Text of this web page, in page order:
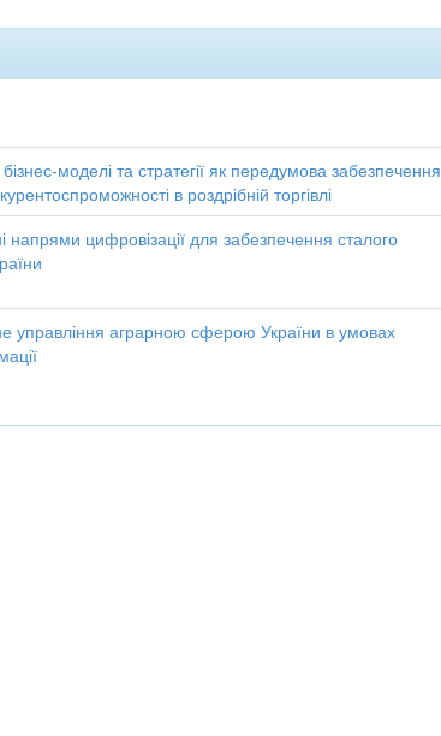
бізнес-моделі та стратегії як передумова забезпечення
в роздрібній торгівлі
напрями цифровізації для забезпечення сталого
управління аграрною сферою України в умовах